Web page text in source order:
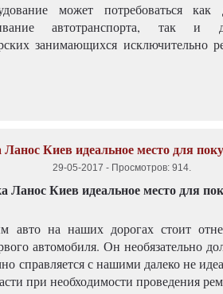
может потребоваться
автотранспорта, так и
занимающихся исключительно
Киев идеальное место для
29-05-2017 - Просмотров: 914.
авто на наших дорогах стоит
автомобиля. Он необязательно
справляется с нашими далеко не
при необходимости проведения